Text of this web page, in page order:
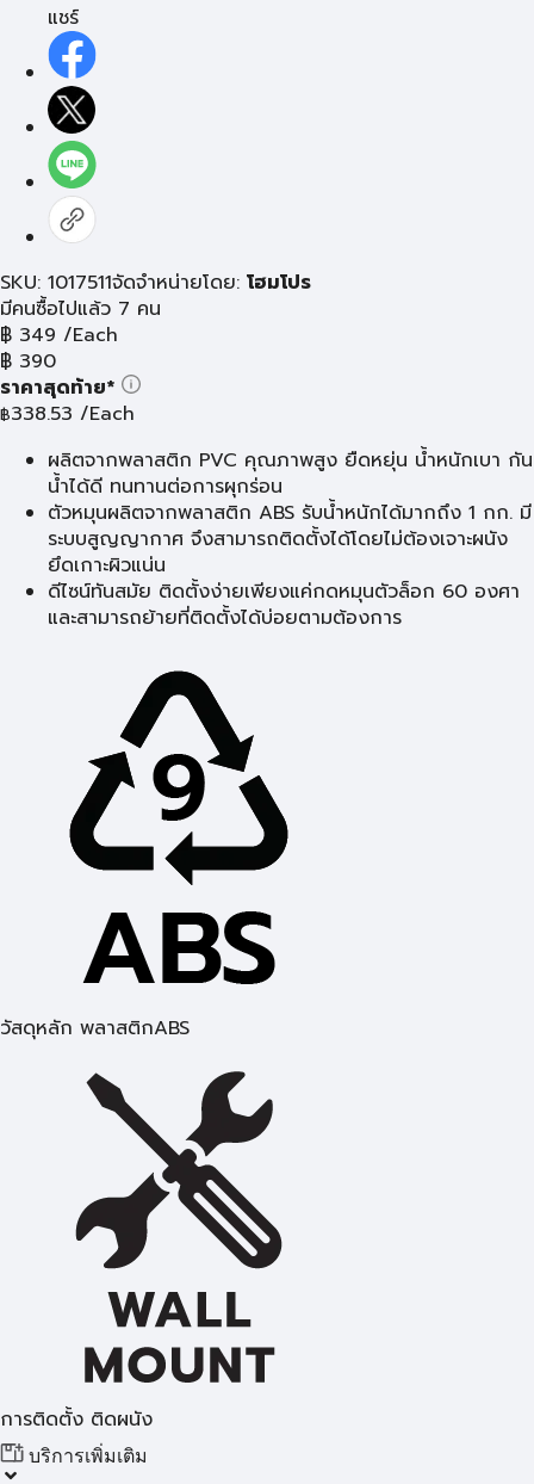
แชร์
SKU: 1017511จัดจำหน่ายโดย: โฮมโปร
มีคนซื้อไปแล้ว 7 คน
฿ 349 /Each
฿ 390
ราคาสุดท้าย*
฿338.53 /Each
ผลิตจากพลาสติก PVC คุณภาพสูง ยืดหยุ่น น้ำหนักเบา กัน
น้ำได้ดี ทนทานต่อการผุกร่อน
ตัวหมุนผลิตจากพลาสติก ABS รับน้ำหนักได้มากถึง 1 กก. มี
ระบบสูญญากาศ จึงสามารถติดตั้งได้โดยไม่ต้องเจาะผนัง
ยึดเกาะผิวแน่น
ดีไซน์ทันสมัย ติดตั้งง่ายเพียงแค่กดหมุนตัวล็อก 60 องศา
และสามารถย้ายที่ติดตั้งได้บ่อยตามต้องการ
วัสดุหลัก พลาสติกABS
การติดตั้ง ติดผนัง
บริการเพิ่มเติม